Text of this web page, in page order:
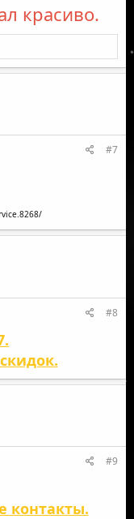
красиво.
#7
#8
#9
контакты.